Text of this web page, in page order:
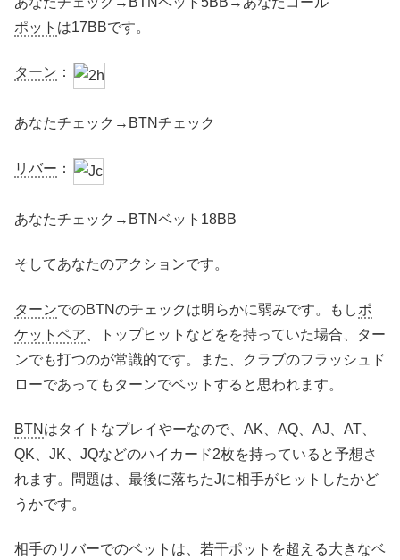
ポット は17BBです。
ターン ：
あなたチェック→BTNチェック
リバー ：
あなたチェック→BTNベット18BB
そしてあなたのアクションです。
ターンでのBTNのチェックは明らかに弱みです。もしポ
ケットペア 、トップヒットなどをを持っていた場合、ター
ンでも打つのが常識的です。また、クラブのフラッシュド
ローであってもターンでベットすると思われます。
BTN はタイトなプレイやーなので、AK、AQ、AJ、AT、
QK、JK、JQなどのハイカード2枚を持っていると予想さ
れます。問題は、最後に落ちたJに相手がヒットしたかど
うかです。
相手のリバーでのベットは、若干ポットを超える大きなベ